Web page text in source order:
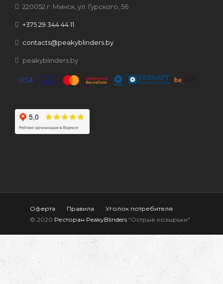
220052 г. Минск, ул. Гурского, 56
+375 29 344 44 11
contacts@peakyblinders.by
peakyblinders.by
Оферта Правила
Уголок потребителя
© 2020 Ресторан PeakyBlinders "Острые козырьки"